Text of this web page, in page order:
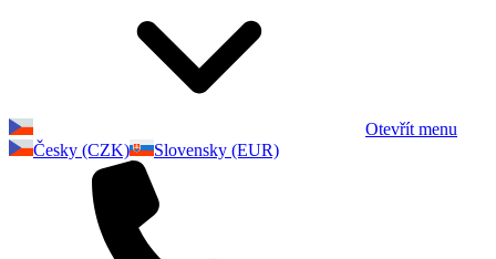
Otevřít menu
Česky (CZK)
Slovensky (EUR)